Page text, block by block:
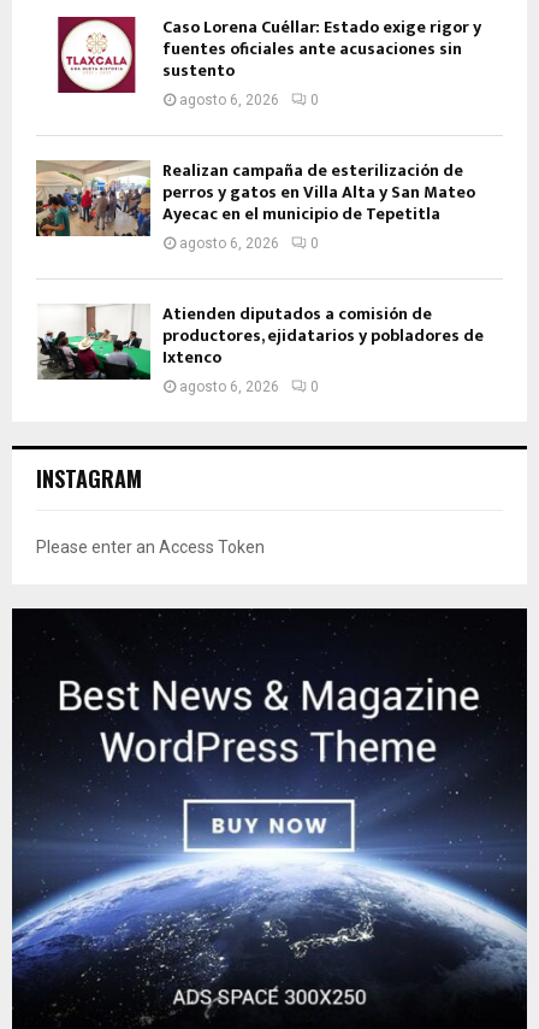
Caso Lorena Cuéllar: Estado exige rigor y
fuentes oficiales ante acusaciones sin
sustento
agosto 6, 2026 0
Realizan campaña de esterilización de
perros y gatos en Villa Alta y San Mateo
Ayecac en el municipio de Tepetitla
agosto 6, 2026 0
Atienden diputados a comisión de
productores, ejidatarios y pobladores de
Ixtenco
agosto 6, 2026 0
INSTAGRAM
Please enter an Access Token